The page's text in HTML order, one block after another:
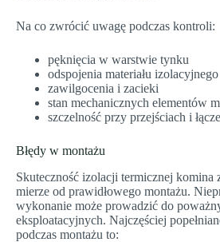
Na co zwrócić uwagę podczas kontroli:
pęknięcia w warstwie tynku
odspojenia materiału izolacyjnego
zawilgocenia i zacieki
stan mechanicznych elementów
szczelność przy przejściach i
Błędy w montażu
Skuteczność izolacji termicznej komina
mierze od prawidłowego montażu.
wykonanie może prowadzić do
eksploatacyjnych. Najczęściej
podczas montażu to: